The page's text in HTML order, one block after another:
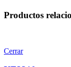
Productos
Cerrar